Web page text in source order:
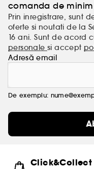
comanda de minim
Prin inregistrare, sunt
oferte si noutati de la
16 ani. Sunt de acord
personalesi accept
Adresă email
De exemplu:
Click&Collect